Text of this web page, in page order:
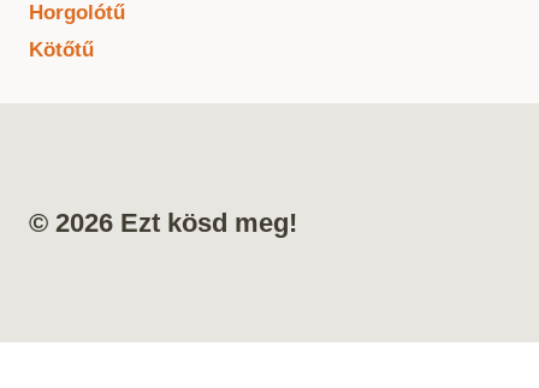
Horgolótű
Kötőtű
© 2026 Ezt kösd meg!